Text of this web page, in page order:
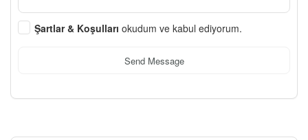
Şartlar & Koşulları okudum ve kabul ediyorum.
Send Message